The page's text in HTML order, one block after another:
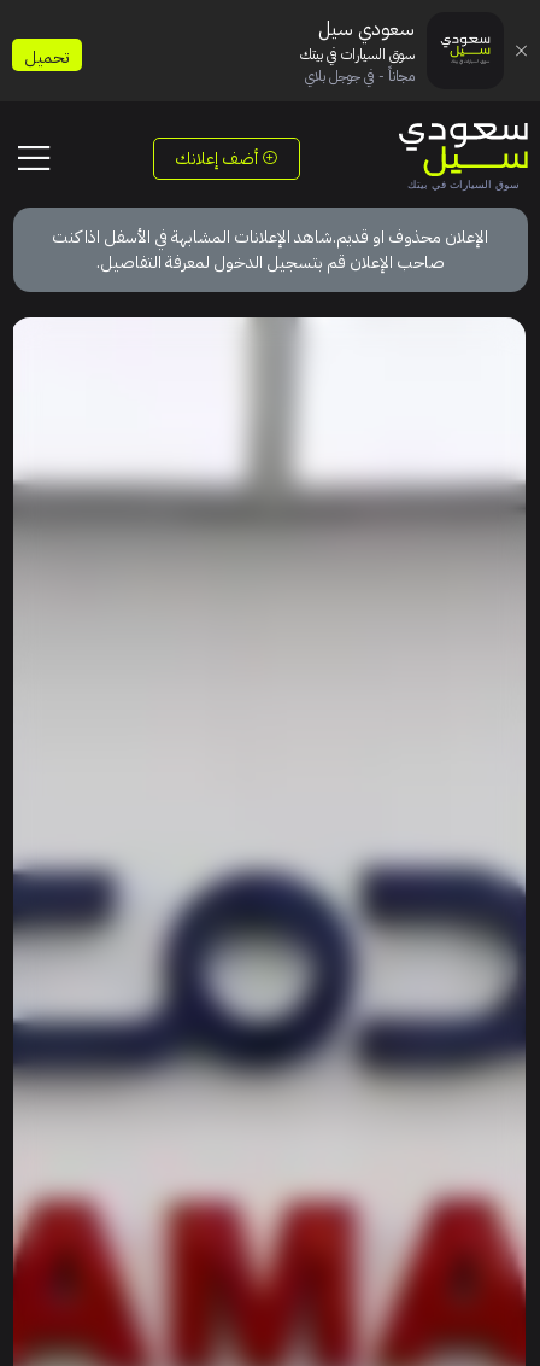
أضف إعلانك
الإعلان محذوف او قديم.شاهد الإعلانات المشابهة في الأسفل اذا كنت
صاحب الإعلان قم بتسجيل الدخول لمعرفة التفاصيل.
سعودي سيل
سوق السيارات في بيتك
مجاناً - في جوجل بلاي
تحميل